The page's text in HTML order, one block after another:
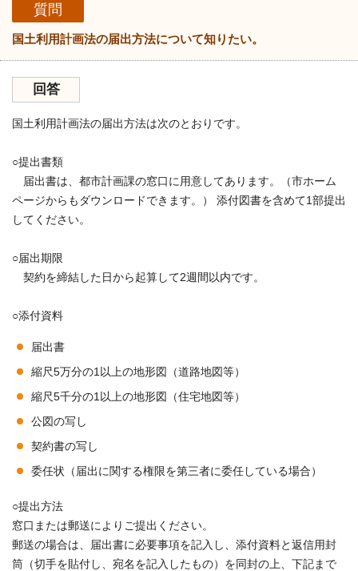
質問
国土利用計画法の届出方法について知りたい。
回答
国土利用計画法の届出方法は次のとおりです。
○提出書類
届出書は、都市計画課の窓口に用意してあります。（市ホーム
ページからもダウンロードできます。） 添付図書を含めて1部提出
してください。
○届出期限
契約を締結した日から起算して2週間以内です。
○添付資料
届出書
縮尺5万分の1以上の地形図（道路地図等）
縮尺5千分の1以上の地形図（住宅地図等）
公図の写し
契約書の写し
委任状（届出に関する権限を第三者に委任している場合）
○提出方法
窓口または郵送によりご提出ください。
郵送の場合は、届出書に必要事項を記入し、添付資料と返信用封
筒（切手を貼付し、宛名を記入したもの）を同封の上、下記まで